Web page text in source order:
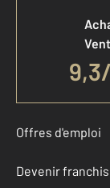
9,3/
Offres d'emploi
Devenir